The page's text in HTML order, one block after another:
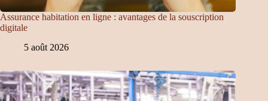
Assurance habitation en ligne : avantages de la souscription
digitale
5 août 2026